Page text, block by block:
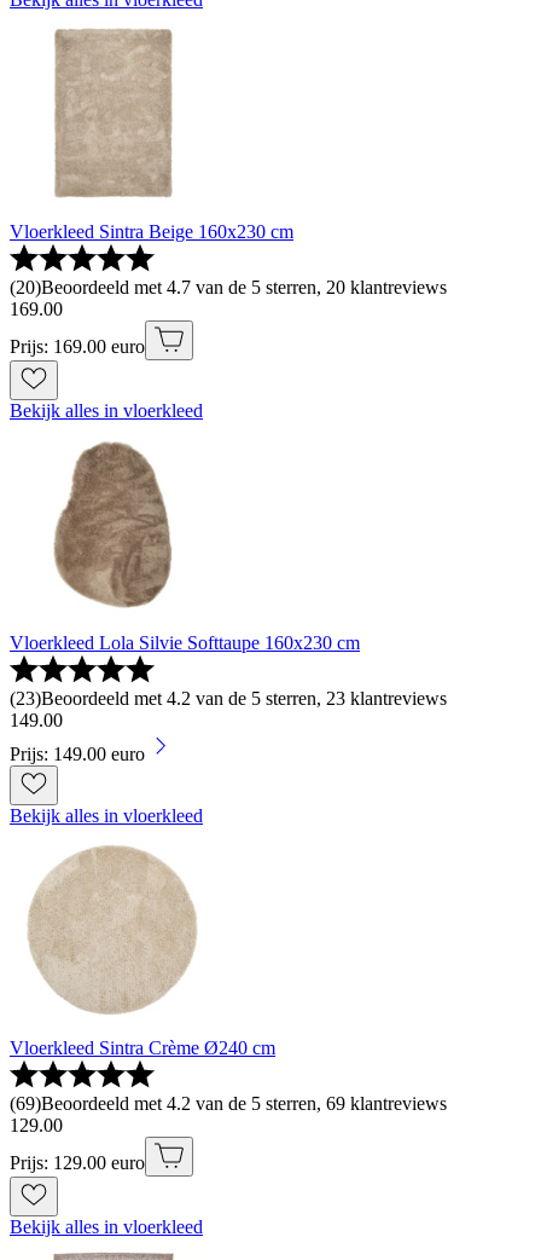
Vloerkleed Sintra Beige 160x230 cm
(20)Beoordeeld met 4.7 van de 5 sterren, 20 klantreviews
169.00
Prijs: 169.00 euro
Bekijk alles in vloerkleed
Vloerkleed Lola Silvie Softtaupe 160x230 cm
(23)Beoordeeld met 4.2 van de 5 sterren, 23 klantreviews
149.00
Prijs: 149.00 euro
Bekijk alles in vloerkleed
Vloerkleed Sintra Crème Ø240 cm
(69)Beoordeeld met 4.2 van de 5 sterren, 69 klantreviews
129.00
Prijs: 129.00 euro
Bekijk alles in vloerkleed